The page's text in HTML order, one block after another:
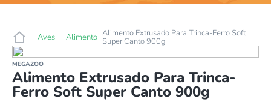
Aves Alimento Alimento Extrusado Para Trinca-Ferro Soft
Super Canto 900g
MEGAZOO
Alimento Extrusado Para Trinca-
Ferro Soft Super Canto 900g
2º
animais
4º
gaiolas bragança